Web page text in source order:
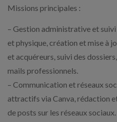
Missions principales :
– Gestion administrative et
et physique, création et mise à
et acquéreurs, suivi des
mails professionnels.
– Communication et réseaux
attractifs via Canva, rédaction
de posts sur les réseaux sociaux.